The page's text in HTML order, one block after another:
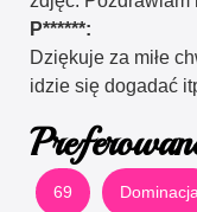
P******:
Dziękuje za miłe
idzie się dogadać
69 Dominacja